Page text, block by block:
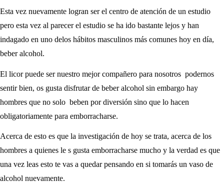
Esta vez nuevamente logran ser el centro de atención de un estudio
pero esta vez al parecer el estudio se ha ido bastante lejos y han
indagado en uno delos hábitos masculinos más comunes hoy en día,
beber alcohol.
El licor puede ser nuestro mejor compañero para nosotros podernos
sentir bien, os gusta disfrutar de beber alcohol sin embargo hay
hombres que no solo beben por diversión sino que lo hacen
obligatoriamente para emborracharse.
Acerca de esto es que la investigación de hoy se trata, acerca de los
hombres a quienes le s gusta emborracharse mucho y la verdad es que
una vez leas esto te vas a quedar pensando en si tomarás un vaso de
alcohol nuevamente.